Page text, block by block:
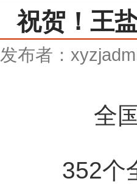
祝贺！王
发布者：
全
352个